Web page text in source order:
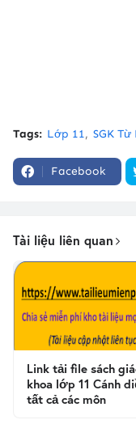
Tags: Lớp 11 SGK
Facebook
Tài liệu liên quan
Link tải file sách
khoa lớp 11 Cánh
tất cả các môn